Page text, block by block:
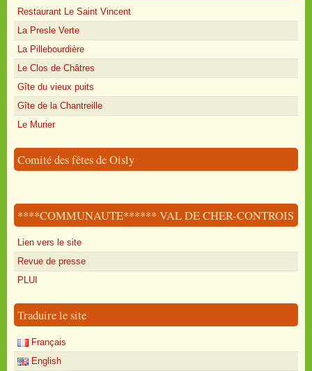
Restaurant Le Saint Vincent
La Presle Verte
La Pillebourdière
Le Clos de Châtres
Gîte du vieux puits
Gîte de la Chantreille
Le Murier
Comité des fêtes de Oisly
****COMMUNAUTE****** VAL DE CHER-CONTROIS
Lien vers le site
Revue de presse
PLUI
Traduire le site
Français
English